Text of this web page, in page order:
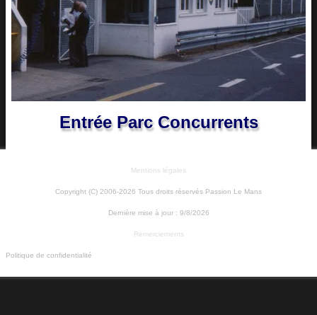
Entrée Parc Concurrents
Mentions légales
Copyright (C) 2006-2026 Tous droits réservés Passion Le Mans
Dernière mise à jour : 9/8/2026
Remerciements
Politique de confidentialité